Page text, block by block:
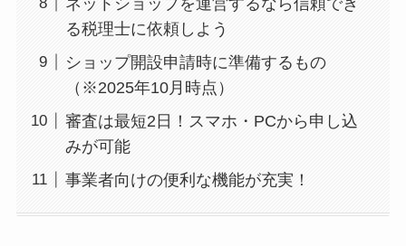
る税理士に依頼しよう
ショップ開設申請時に準備するもの
（※2025年10月時点）
審査は最短2日！スマホ・PCから申し込
みが可能
事業者向けの便利な機能が充実！